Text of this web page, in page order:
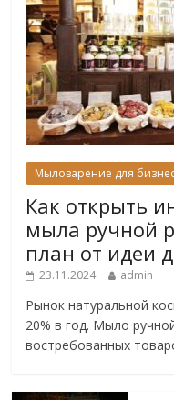
Мыловарение для
Как открыть
мыла ручной
план от идеи
23.11.2024 admin
Рынок натуральной
20% в год. Мыло
востребованных